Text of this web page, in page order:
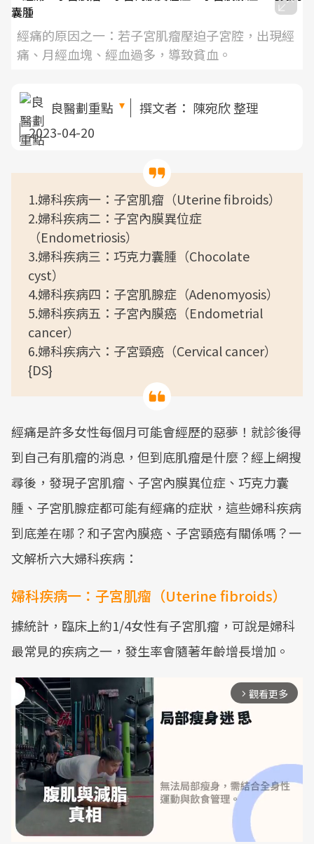
經痛的原因之一：若子宮肌瘤壓迫子宮腔，出現經
痛、月經血塊、經血過多，導致貧血。
良醫劃重點 撰文者： 陳宛欣 整理
2023-04-20
1.婦科疾病一：子宮肌瘤（Uterine fibroids）
2.婦科疾病二：子宮內膜異位症
（Endometriosis）
3.婦科疾病三：巧克力囊腫（Chocolate
cyst）
4.婦科疾病四：子宮肌腺症（Adenomyosis）
5.婦科疾病五：子宮內膜癌（Endometrial
cancer）
6.婦科疾病六：子宮頸癌（Cervical cancer）
{DS}
經痛是許多女性每個月可能會經歷的惡夢！就診後得
到自己有肌瘤的消息，但到底肌瘤是什麼？經上網搜
尋後，發現子宮肌瘤、子宮內膜異位症、巧克力囊
腫、子宮肌腺症都可能有經痛的症狀，這些婦科疾病
到底差在哪？和子宮內膜癌、子宮頸癌有關係嗎？一
文解析六大婦科疾病：
婦科疾病一：子宮肌瘤（Uterine fibroids）
據統計，臨床上約1/4女性有子宮肌瘤，可說是婦科
最常見的疾病之一，發生率會隨著年齡增長增加。
arrow_forward_ios 觀看更多